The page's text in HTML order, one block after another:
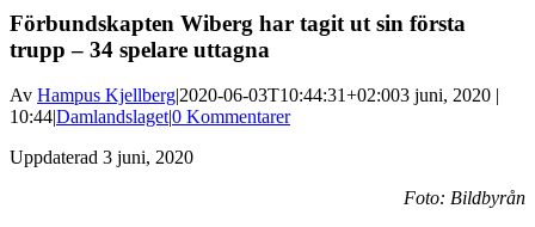
Förbundskapten Wiberg har tagit ut sin första
trupp – 34 spelare uttagna
Av Hampus Kjellberg|2020-06-03T10:44:31+02:003 juni, 2020 |
10:44|Damlandslaget|0 Kommentarer
Uppdaterad 3 juni, 2020
Foto: Bildbyrån